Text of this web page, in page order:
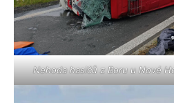
Nehoda hasičů z Boru u Nové